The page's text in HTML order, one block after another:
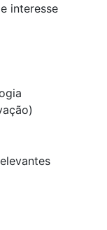
interesse